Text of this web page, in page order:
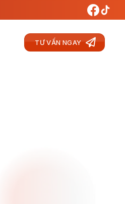
TƯ VẤN NGAY